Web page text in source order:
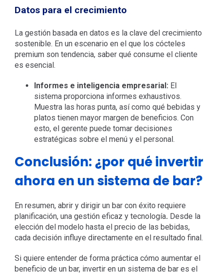
Datos para el crecimiento
La gestión basada en datos es la clave del crecimiento
sostenible. En un escenario en el que los cócteles
premium son tendencia, saber qué consume el cliente
es esencial.
Informes e inteligencia empresarial: El
sistema proporciona informes exhaustivos.
Muestra las horas punta, así como qué bebidas y
platos tienen mayor margen de beneficios. Con
esto, el gerente puede tomar decisiones
estratégicas sobre el menú y el personal.
Conclusión: ¿por qué invertir
ahora en un sistema de bar?
En resumen, abrir y dirigir un bar con éxito requiere
planificación, una gestión eficaz y tecnología. Desde la
elección del modelo hasta el precio de las bebidas,
cada decisión influye directamente en el resultado final.
Si quiere entender de forma práctica cómo aumentar el
beneficio de un bar, invertir en un sistema de bar es el